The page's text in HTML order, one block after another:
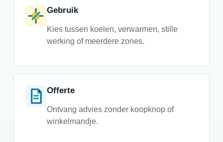
Gebruik
Kies tussen koelen, verwarmen, stille
werking of meerdere zones.
Offerte
Ontvang advies zonder koopknop of
winkelmandje.